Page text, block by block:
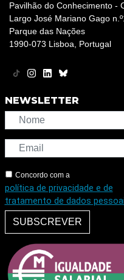
Pavilhão do Conhecimento -
Largo José Mariano Gago
Parque das Nações
1990-073 Lisboa, Portugal
NEWSLETTER
Concordo com a
política de privacidade e de
tratamento de dados
SUBSCREVER